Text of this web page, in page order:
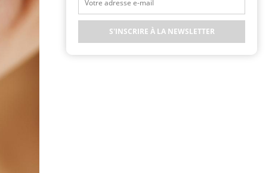
S'INSCRIRE À LA NEWSLETTER